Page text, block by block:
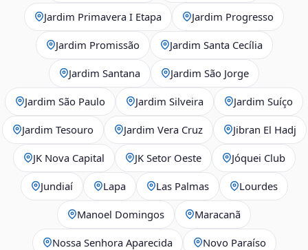
Jardim Primavera I Etapa Jardim Progresso
Jardim Promissão Jardim Santa Cecília
Jardim Santana Jardim São Jorge
Jardim São Paulo Jardim Silveira Jardim Suíço
Jardim Tesouro Jardim Vera Cruz Jibran El Hadj
JK Nova Capital JK Setor Oeste Jóquei Club
Jundiaí Lapa Las Palmas Lourdes
Manoel Domingos Maracanã
Nossa Senhora Aparecida Novo Paraíso